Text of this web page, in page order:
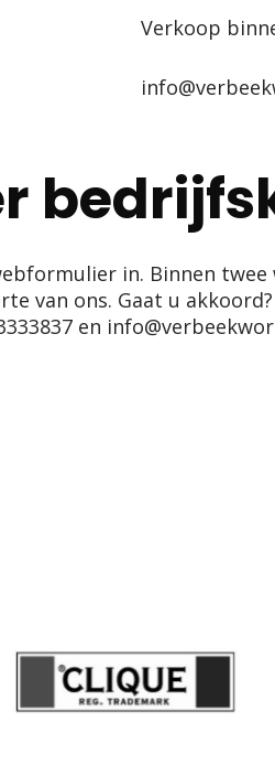
Verkoop
in. Binnen
van ons. Gaat u
en